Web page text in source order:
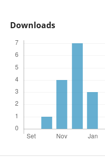
Downloads